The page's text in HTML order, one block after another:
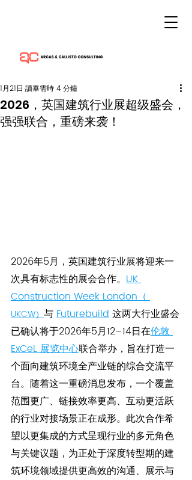
2026，英国建筑行业展超级盛会，
强强联合，重磅来袭！
1月21日 讀畢需時 4 分鐘
2026年5月，英国建筑行业展将迎来一
次具有标志性的展会合作。 UK
Construction Week London（
UKCW）与 Futurebuild 这两大行业盛会
已确认将于2026年5月12–14日在伦敦
ExCeL 展览中心联合举办，旨在打造一
个面向建筑环境全产业链的综合交流平
台。随着这一重磅消息发布，一个覆盖
范围更广、链接效率更高、互动更活跃
的行业对接场景正在成形。此次合作希
望以更集成的方式呈现行业的多元角色
与关键议题，为正处于深度转型期的建
筑环境领域提供更高效的沟通、展示与